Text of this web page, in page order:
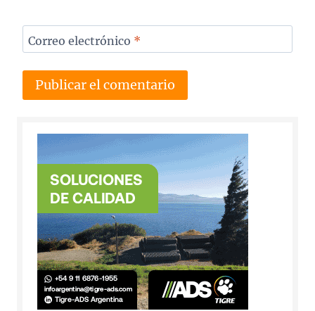
Correo electrónico *